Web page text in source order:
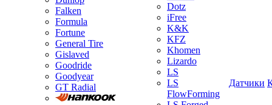
Falken
Formula
Fortune
General Tire
Gislaved
Goodride
Goodyear
GT Radial
Dotz
iFree
K&K
KFZ
Khomen
Lizardo
LS
LS
FlowForming
Датчики